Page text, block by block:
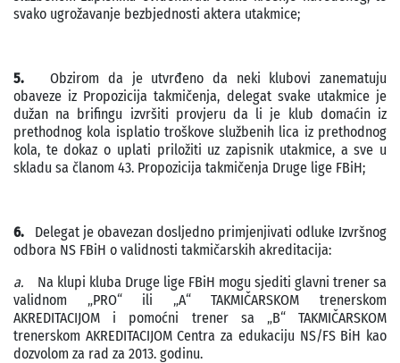
svako ugrožavanje bezbjednosti aktera utakmice;
5.Obzirom da je utvrđeno da neki klubovi zanematuju
obaveze iz Propozicija takmičenja, delegat svake utakmice je
dužan na brifingu izvršiti provjeru da li je klub domaćin iz
prethodnog kola isplatio troškove službenih lica iz prethodnog
kola, te dokaz o uplati priložiti uz zapisnik utakmice, a sve u
skladu sa članom 43. Propozicija takmičenja Druge lige FBiH;
6. Delegat je obavezan dosljedno primjenjivati odluke Izvršnog
odbora NS FBiH o validnosti takmičarskih akreditacija:
a. Na klupi kluba Druge lige FBiH mogu sjediti glavni trener sa
validnom „PRO“ ili „A“ TAKMIČARSKOM trenerskom
AKREDITACIJOM i pomoćni trener sa „B“ TAKMIČARSKOM
trenerskom AKREDITACIJOM Centra za edukaciju NS/FS BiH kao
dozvolom za rad za 2013. godinu.